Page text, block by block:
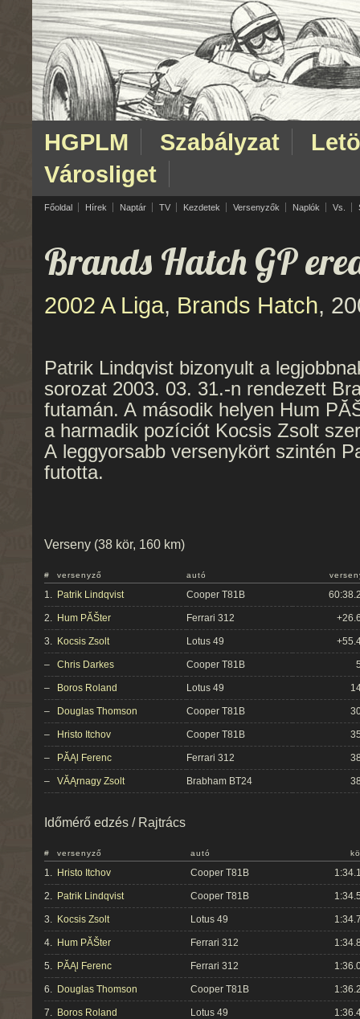
HGPLM Szabályzat
Városliget
Főoldal Hírek Naptár TV Kezdetek Versenyzők Naplók Vs.
Brands Hatch GP
2002 A Liga, Brands Hatch,
Patrik Lindqvist bizonyult a
sorozat 2003. 03. 31.-n rendezett
futamán. A második helyen Hum
a harmadik pozíciót Kocsis Zsolt
A leggyorsabb versenykört szintén
futotta.
Verseny (38 kör, 160 km)
# versenyző autó
1. Patrik Lindqvist Cooper T81B
2. Hum PĂŠter Ferrari 312
3. Kocsis Zsolt Lotus 49
– Chris Darkes Cooper T81B
– Boros Roland Lotus 49
– Douglas Thomson Cooper T81B
– Hristo Itchov Cooper T81B
– PĂĄl Ferenc Ferrari 312
– VĂĄrnagy Zsolt Brabham BT24
Időmérő edzés / Rajtrács
# versenyző autó
1. Hristo Itchov Cooper T81B
2. Patrik Lindqvist Cooper T81B
3. Kocsis Zsolt Lotus 49
4. Hum PĂŠter Ferrari 312
5. PĂĄl Ferenc Ferrari 312
6. Douglas Thomson Cooper T81B
7. Boros Roland Lotus 49